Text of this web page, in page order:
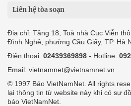
Liên hệ tòa soạn
Địa chỉ: Tầng 18, Toà nhà Cục Viễn
Đình Nghệ, phường Cầu Giấy, TP. Hà
Điện thoại: 02439369898 - Hotline:
Email: vietnamnet@vietnamnet.vn
© 1997 Báo VietNamNet. All rights
lại thông tin từ website này khi có sự
báo VietNamNet.